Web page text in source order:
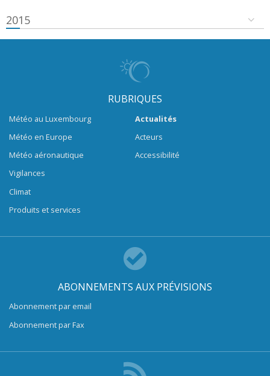
2015
RUBRIQUES
Météo au Luxembourg
Météo en Europe
Météo aéronautique
Vigilances
Climat
Produits et services
Actualités
Acteurs
Accessibilité
ABONNEMENTS AUX PRÉVISIONS
Abonnement par email
Abonnement par Fax